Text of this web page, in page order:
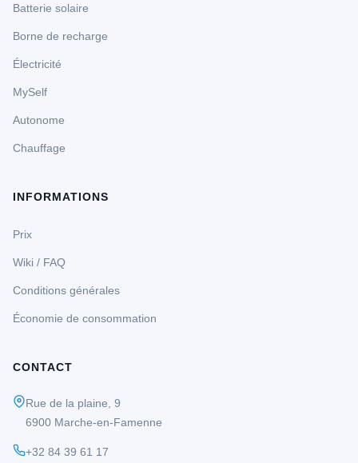
Batterie solaire
Borne de recharge
Électricité
MySelf
Autonome
Chauffage
INFORMATIONS
Prix
Wiki / FAQ
Conditions générales
Économie de consommation
CONTACT
Rue de la plaine, 9
6900 Marche-en-Famenne
+32 84 39 61 17